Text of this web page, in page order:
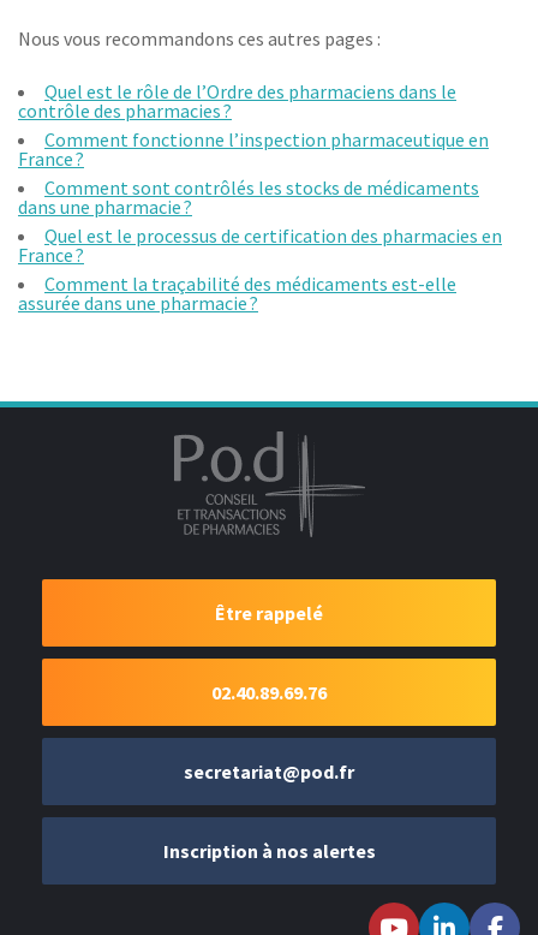
Nous vous recommandons ces autres pages :
Quel est le rôle de l’Ordre des pharmaciens dans le
contrôle des pharmacies ?
Comment fonctionne l’inspection pharmaceutique en
France ?
Comment sont contrôlés les stocks de médicaments
dans une pharmacie ?
Quel est le processus de certification des pharmacies en
France ?
Comment la traçabilité des médicaments est-elle
assurée dans une pharmacie ?
Être rappelé
02.40.89.69.76
secretariat@pod.fr
Inscription à nos alertes